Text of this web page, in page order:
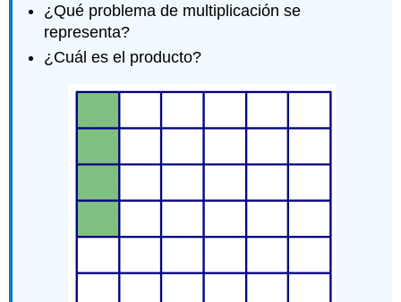
¿Qué problema de multiplicación se
representa?
¿Cuál es el producto?